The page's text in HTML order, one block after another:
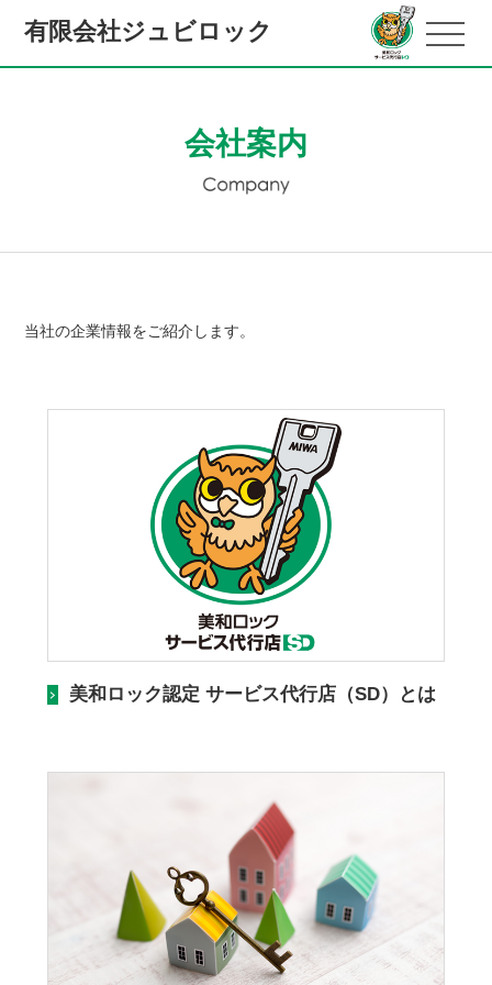
有限会社ジュビロック
会社案内
当社の企業情報をご紹介します。
美和ロック認定 サービス代行店（SD）とは